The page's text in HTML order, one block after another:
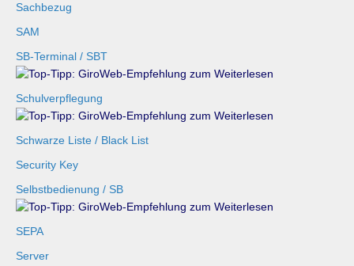
Sachbezug
SAM
SB-Terminal / SBT
Schulverpflegung
Schwarze Liste / Black List
Security Key
Selbstbedienung / SB
SEPA
Server